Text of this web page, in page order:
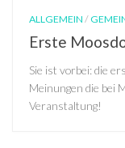
ALLGEMEIN /
Erste
Sie ist vorbei: die
Meinungen die bei
Veranstaltung!